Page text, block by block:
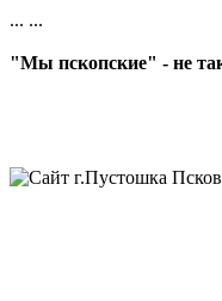
... ...
"Мы пскопские" - не